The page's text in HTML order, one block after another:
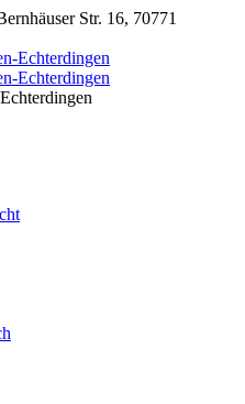
Str. 16, 70771